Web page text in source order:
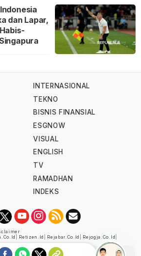
dan Lapar,
INTERNASIONAL
TEKNO
BISNIS FINANSIAL
ESGNOW
VISUAL
ENGLISH
TV
RAMADHAN
INDEKS
Retizen.id Rejabar.co.id Rejogja.co.id